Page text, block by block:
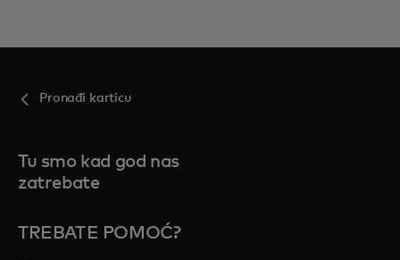
Pronađi karticu
Tu smo kad god nas
zatrebate
TREBATE POMOĆ?